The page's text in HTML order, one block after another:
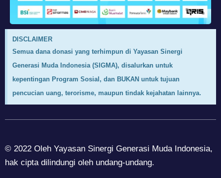
DISCLAIMER
Semua dana donasi yang terhimpun di Yayasan Sinergi
Generasi Muda Indonesia (SIGMA), disalurkan untuk
kepentingan Program Sosial, dan BUKAN untuk tujuan
pencucian uang, terorisme, maupun tindak kejahatan lainnya.
© 2022 Oleh Yayasan Sinergi Generasi Muda Indonesia,
hak cipta dilindungi oleh undang-undang.